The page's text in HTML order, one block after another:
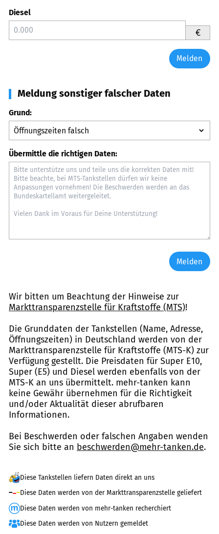
Diesel
€
Melden
Meldung sonstiger falscher Daten
Grund:
Übermittle die richtigen Daten:
Melden
Wir bitten um Beachtung der Hinweise zur
Markttransparenzstelle für Kraftstoffe (MTS)!
Die Grunddaten der Tankstellen (Name, Adresse,
Öffnungszeiten) in Deutschland werden von der
Markttransparenzstelle für Kraftstoffe (MTS-K) zur
Verfügung gestellt. Die Preisdaten für Super E10,
Super (E5) und Diesel werden ebenfalls von der
MTS-K an uns übermittelt. mehr-tanken kann
keine Gewähr übernehmen für die Richtigkeit
und/oder Aktualität dieser abrufbaren
Informationen.
Bei Beschwerden oder falschen Angaben wenden
Sie sich bitte an beschwerden@mehr-tanken.de.
Diese Tankstellen liefern Daten direkt an uns
Diese Daten werden von der Markttransparenzstelle geliefert
Diese Daten werden von mehr-tanken recherchiert
Diese Daten werden von Nutzern gemeldet